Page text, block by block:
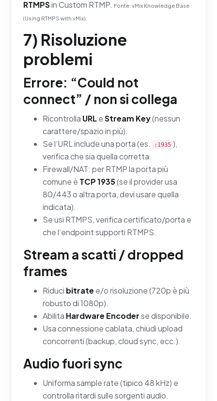
RTMPSin Custom RTMP. Fonte: vMix Knowledge Base
(Using RTMPS with vMix).
7) Risoluzione
problemi
Errore: “Could not
connect” / non si collega
Ricontrolla URLeStream Key(nessun
carattere/spazio in più).
Se l’URL include una porta (es.
:1935 ),
verifica che sia quella corretta.
Firewall/NAT: per RTMP la porta più
comune è TCP 1935(se il provider usa
80/443 o altra porta, devi usare quella
indicata).
Se usi RTMPS, verifica certificato/porta e
che l’endpoint supporti RTMPS.
Stream a scatti / dropped
frames
Riduci bitrate e/o risoluzione (720p è più
robusto di 1080p).
Abilita Hardware Encoderse disponibile.
Usa connessione cablata, chiudi upload
concorrenti (backup, cloud sync, ecc.).
Audio fuori sync
Uniforma sample rate (tipico 48 kHz) e
controlla ritardi sulle sorgenti audio.